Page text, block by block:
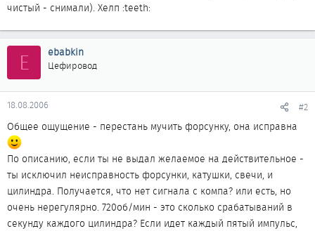
чистый - снимали). Хелп :teeth:
E ebabkin
Цефировод
18.08.2006 #2
Общее ощущение - перестань мучить форсунку, она исправна
По описанию, если ты не выдал желаемое на действительное -
ты исключил неисправность форсунки, катушки, свечи, и
цилиндра. Получается, что нет сигнала с компа? или есть, но
очень нерегулярно. 720об/мин - это сколько срабатываний в
секунду каждого цилиндра? Если идет каждый пятый импульс,